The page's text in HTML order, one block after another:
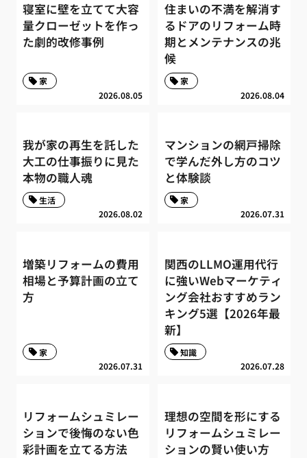
寝室に壁を立てて大容
量クローゼットを作っ
た劇的改修事例
2026.08.05
家
住まいの不満を解消す
るドアのリフォーム時
期とメンテナンスの兆
候
2026.08.04
家
我が家の再生を託した
大工の仕事振りに見た
本物の職人魂
2026.08.02
生活
マンションの網戸掃除
で学んだ外し方のコツ
と体験談
2026.07.31
家
増築リフォームの費用
相場と予算計画の立て
方
2026.07.31
家
関西のLLMO運用代行
に強いWebマーケティ
ング会社おすすめラン
キング5選【2026年最
新】
2026.07.28
知識
リフォームシュミレー
ションで後悔のない色
彩計画を立てる方法
理想の空間を形にする
リフォームシュミレー
ションの賢い使い方